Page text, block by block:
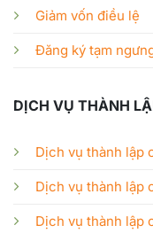
Giảm vốn điều lệ
Đăng ký tạm
DỊCH VỤ THÀNH
Dịch vụ thành lập
Dịch vụ thành lập
Dịch vụ thành lập